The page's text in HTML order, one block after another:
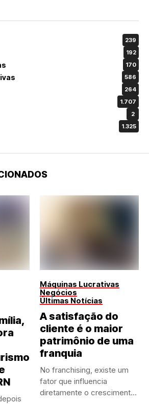
239
192
170
586
264
1.707
2
1.325
Máquinas Lucrativas
Negócios
Últimas Notícias
A satisfação do
cliente é o maior
patrimônio de uma
franquia
No franchising, existe um
fator que influencia
diretamente o crescimento